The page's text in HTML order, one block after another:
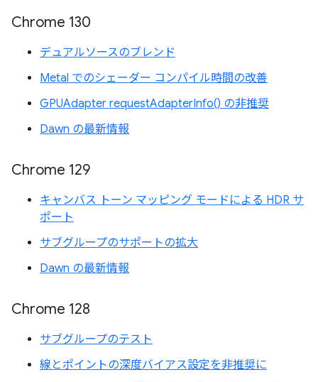
Chrome 130
デュアルソースのブレンド
Metal でのシェーダー コンパイル時間の改善
GPUAdapter requestAdapterInfo() の非推奨
Dawn の最新情報
Chrome 129
キャンバス トーン マッピング モードによる HDR サ
ポート
サブグループのサポートの拡大
Dawn の最新情報
Chrome 128
サブグループのテスト
線とポイントの深度バイアス設定を非推奨に